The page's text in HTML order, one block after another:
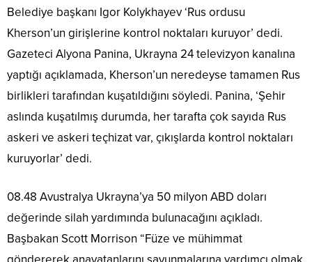
Belediye başkanı Igor Kolykhayev ‘Rus ordusu
Kherson’un girişlerine kontrol noktaları kuruyor’ dedi.
Gazeteci Alyona Panina, Ukrayna 24 televizyon kanalına
yaptığı açıklamada, Kherson’un neredeyse tamamen Rus
birlikleri tarafından kuşatıldığını söyledi. Panina, ‘Şehir
aslında kuşatılmış durumda, her tarafta çok sayıda Rus
askeri ve askeri teçhizat var, çıkışlarda kontrol noktaları
kuruyorlar’ dedi.
08.48 Avustralya Ukrayna’ya 50 milyon ABD doları
değerinde silah yardımında bulunacağını açıkladı.
Başbakan Scott Morrison “Füze ve mühimmat